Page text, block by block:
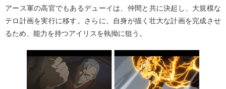
アース軍の高官でもあるデューイは、仲間と共に決起し、大規模な
テロ計画を実行に移す。さらに、自身が描く壮大な計画を完成させ
るため、能力を持つアイリスを執拗に狙う。